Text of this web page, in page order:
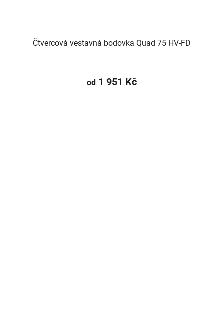
Čtvercová vestavná bodovka Quad 75 HV-FD
od 1 951 Kč